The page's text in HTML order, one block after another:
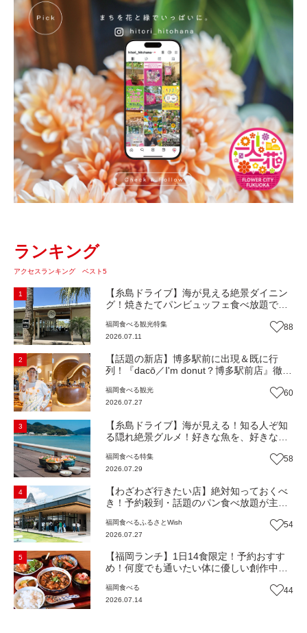
ランキング
アクセスランキング ベスト5
1
【糸島ドライブ】海が見える絶景ダイニン
グ！焼きたてパンビュッフェ食べ放題で大
Beach Cafe』（福岡・糸島市）【まち歩
き】
福岡食べる観光特集
2026.07.11
88
2
【話題の新店】博多駅前に出現＆既に行
列！『dacō／I'm donut？博多駅前店』徹底
しみ方＆イチオシメニューも紹介！（福岡
市博多区）【まち歩き】
福岡食べる観光
2026.07.27
60
3
【糸島ドライブ】海が見える！知る人ぞ知
る隠れ絶景グルメ！好きな魚を、好きなだ
堂』（福岡市西区）【まち歩き】
福岡食べる特集
2026.07.29
58
4
【わざわざ行きたい店】絶対知っておくべ
き！予約殺到・話題のパン食べ放題が主
『bound garden』（福岡・新宮町）【まち
歩き】
福岡食べる ふるさとWish
2026.07.27
54
5
【福岡ランチ】1日14食限定！予約おすす
め！何度でも通いたい体に優しい創作中華
【まち歩き】
福岡食べる
2026.07.14
44